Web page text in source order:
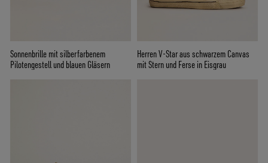
Sonnenbrille mit silberfarbenem
Pilotengestell und blauen Gläsern
Herren V-Star aus schwarzem Canvas
mit Stern und Ferse in Eisgrau